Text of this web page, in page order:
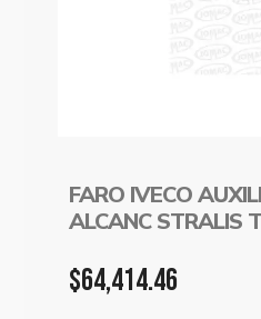
FARO IVECO
ALCANC STRALIS
$64,414.46